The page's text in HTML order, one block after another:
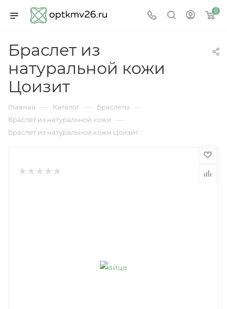
0
Браслет из
натуральной кожи
Цоизит
Главная — Каталог — Браслеты —
Браслет из натуральной кожи —
Браслет из натуральной кожи Цоизит